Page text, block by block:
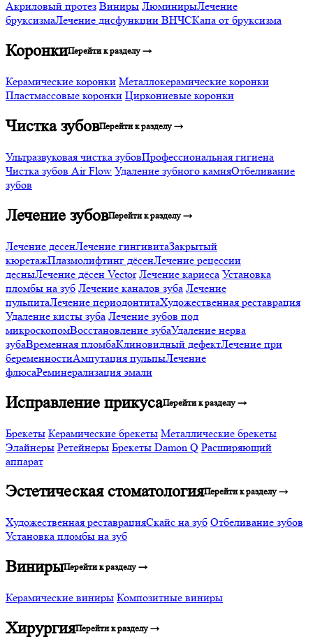
Акриловый протез Виниры ЛюминирыЛечение
бруксизмаЛечение дисфункции ВНЧСКапа от бруксизма
КоронкиПерейти к разделу →
Керамические коронки Металлокерамические коронки
Пластмассовые коронки Циркониевые коронки
Чистка зубовПерейти к разделу →
Ультразвуковая чистка зубовПрофессиональная гигиена
Чистка зубов Air Flow Удаление зубного камняОтбеливание
зубов
Лечение зубовПерейти к разделу →
Лечение десенЛечение гингивитаЗакрытый
кюретажПлазмолифтинг дёсенЛечение рецессии
десныЛечение дёсен Vector Лечение кариеса Установка
пломбы на зуб Лечение каналов зуба Лечение
пульпитаЛечение периодонтитаХудожественная реставрация
Удаление кисты зуба Лечение зубов под
микроскопомВосстановление зубаУдаление нерва
зубаВременная пломбаКлиновидный дефектЛечение при
беременностиАмпутация пульпыЛечение
флюсаРеминерализация эмали
Исправление прикусаПерейти к разделу →
Брекеты Керамические брекеты Металлические брекеты
Элайнеры Ретейнеры Брекеты Damon Q Расширяющий
аппарат
Эстетическая стоматологияПерейти к разделу →
Художественная реставрацияСкайс на зуб Отбеливание зубов
Установка пломбы на зуб
ВинирыПерейти к разделу →
Керамические виниры Композитные виниры
ХирургияПерейти к разделу →